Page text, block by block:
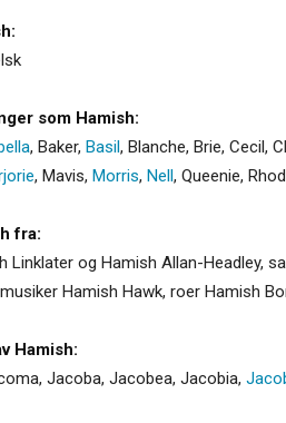
som Hamish:
, Baker, Basil, Blanche, Brie, Cecil,
, Mavis, Morris, Nell, Queenie,
fra:
Linklater og Hamish Allan-Headley,
Hamish Hawk, roer Hamish
Hamish:
, Jacoba, Jacobea, Jacobia,